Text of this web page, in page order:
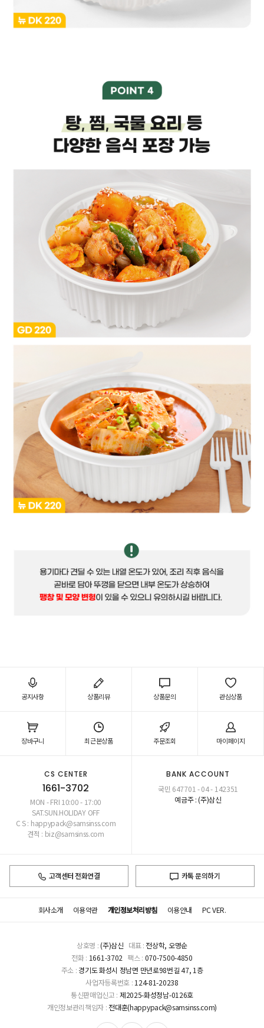
공지사항 상품리뷰 상품문의 관심상품
장바구니 최근본상품 주문조회 마이페이지
CS CENTER
1661-3702
MON - FRI 10:00 - 17:00
SAT.SUN.HOLIDAY OFF
C S : happypack@samsinss.com
견적 : biz@samsinss.com
BANK ACCOUNT
국민 647701 - 04 - 142351
예금주 : (주)삼신
고객센터 전화연결 카톡 문의하기
회사소개 이용약관 개인정보처리방침 이용안내 PC VER.
상호명 :(주)삼신 대표 : 전상학, 오명순
전화 : 1661-3702 팩스 : 070-7500-4850
주소 : 경기도 화성시 정남면 만년로98번길 47, 1층
사업자등록번호 : 124-81-20238
통신판매업신고 : 제2025-화성정남-0126호
개인정보관리책임자 : 전대훈(happypack@samsinss.com)